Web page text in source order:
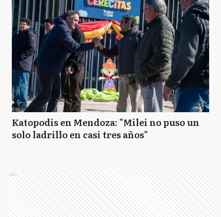
Katopodis en Mendoza: "Milei no puso un
solo ladrillo en casi tres años"
Ads